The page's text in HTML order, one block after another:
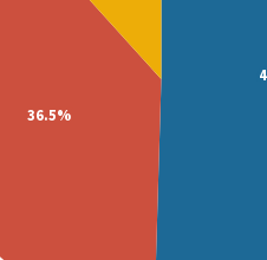
ha individuato tra le
del Sistema Sanitario e un
la privatizzazione e le liste
l’obiettivo è di riaprire
al trasporto su rotaia
delle Marche e il
Ceriscioli è accusato di non